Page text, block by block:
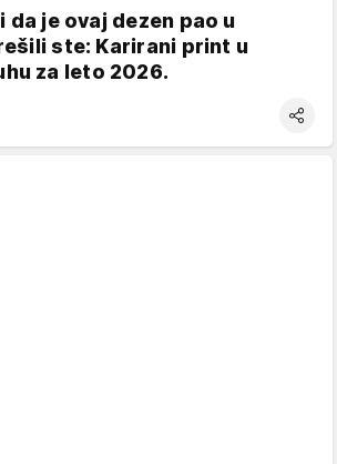
je ovaj dezen pao u
ste: Karirani print u
za leto 2026.